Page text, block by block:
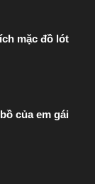
mặc đồ lót
của em gái